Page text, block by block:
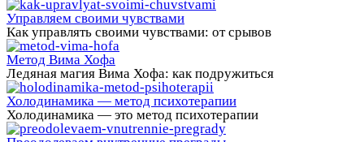
Управляем своими чувствами
Как управлять своими чувствами: от срывов
Метод Вима Хофа
Ледяная магия Вима Хофа: как подружиться
Холодинамика — метод психотерапии
Холодинамика — это метод психотерапии